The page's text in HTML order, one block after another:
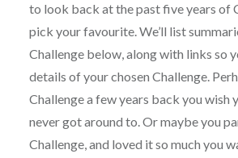
to look back at the past five years of
pick your favourite. We’ll list
Challenge below, along with links so
details of your chosen Challenge.
Challenge a few years back you wish
never got around to. Or maybe you
Challenge, and loved it so much you